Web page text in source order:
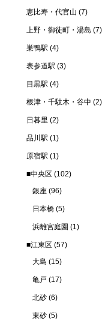
恵比寿・代官山 (7)
上野・御徒町・湯島 (7)
巣鴨駅 (4)
表参道駅 (3)
目黒駅 (4)
根津・千駄木・谷中 (2)
日暮里 (2)
品川駅 (1)
原宿駅 (1)
■中央区 (102)
銀座 (96)
日本橋 (5)
浜離宮庭園 (1)
■江東区 (57)
大島 (15)
亀戸 (17)
北砂 (6)
東砂 (5)